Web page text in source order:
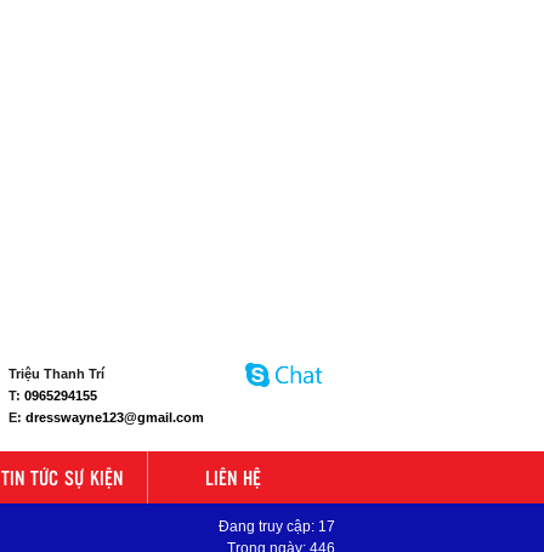
Triệu Thanh Trí
T: 0965294155
E: dresswayne123@gmail.com
TIN TỨC SỰ KIỆN LIÊN HỆ
Đang truy cập: 17